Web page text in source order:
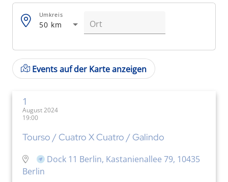
50 km
Umkreis
Events auf der Karte anzeigen
1
August 2024
19:00
Tourso / Cuatro X Cuatro / Galindo
Dock 11 Berlin, Kastanienallee 79, 10435
Berlin